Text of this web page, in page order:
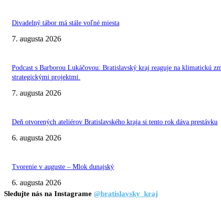
Divadelný tábor má stále voľné miesta
7. augusta 2026
Podcast s Barborou Lukáčovou: Bratislavský kraj reaguje na klimatickú
strategickými projektmi.
7. augusta 2026
Deň otvorených ateliérov Bratislavského kraja si tento rok dáva prestávku
6. augusta 2026
Tvorenie v auguste – Mlok dunajský
6. augusta 2026
Sledujte nás na Instagrame @bratislavsky_kraj